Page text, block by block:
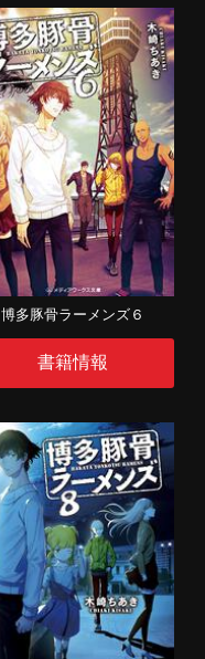
博多豚骨ラーメンズ６
書籍情報